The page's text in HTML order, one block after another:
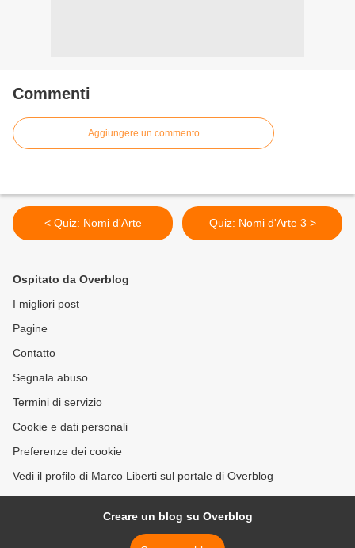
Commenti
Aggiungere un commento
< Quiz: Nomi d'Arte Quiz: Nomi d'Arte 3 >
Ospitato da Overblog
I migliori post
Pagine
Contatto
Segnala abuso
Termini di servizio
Cookie e dati personali
Preferenze dei cookie
Vedi il profilo di Marco Liberti sul portale di Overblog
Creare un blog su Overblog